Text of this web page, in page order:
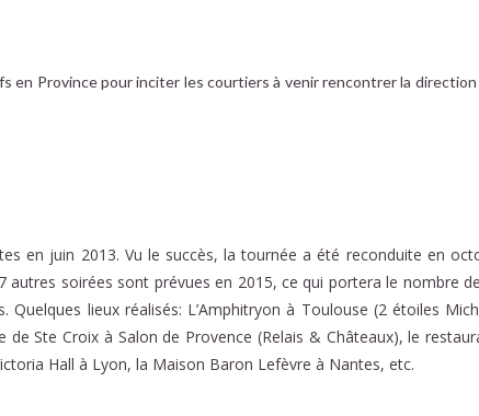
en Province pour inciter les courtiers à venir rencontrer la
en juin 2013. Vu le succès, la tournée a été reconduite en
soirées sont prévues en 2015, ce qui portera le nombre
lieux réalisés: L’Amphitryon à Toulouse (2 étoiles
de Ste Croix à Salon de Provence (Relais & Châteaux), le
Hall à Lyon, la Maison Baron Lefèvre à Nantes, etc.